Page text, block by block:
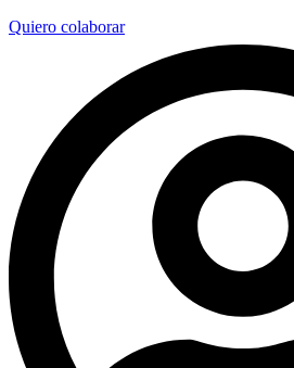
Quiero colaborar